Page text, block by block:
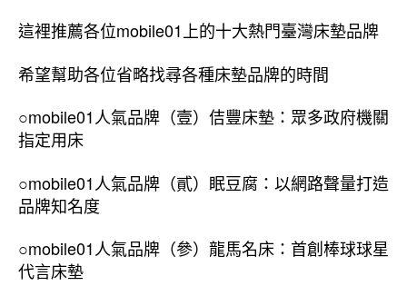
這裡推薦各位mobile01上的十大熱門臺灣床墊品牌
希望幫助各位省略找尋各種床墊品牌的時間
○mobile01人氣品牌（壹）佶豐床墊：眾多政府機關
指定用床
○mobile01人氣品牌（貳）眠豆腐：以網路聲量打造
品牌知名度
○mobile01人氣品牌（參）龍馬名床：首創棒球球星
代言床墊